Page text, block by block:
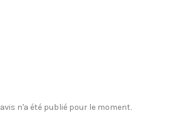
n'a été publié pour le moment.